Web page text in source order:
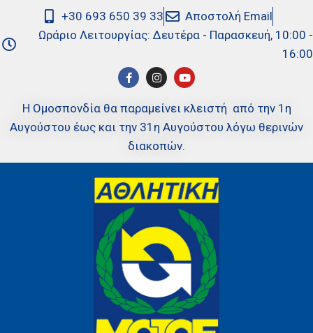
+30 693 650 39 33
Αποστολή Email
Ωράριο Λειτουργίας: Δευτέρα - Παρασκευή, 10:00 -
16:00
Η Ομοσπονδία θα παραμείνει κλειστή από την 1η
Αυγούστου έως και την 31η Αυγούστου λόγω θερινών
διακοπών.